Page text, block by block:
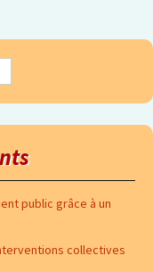
public grâce à un
collectives